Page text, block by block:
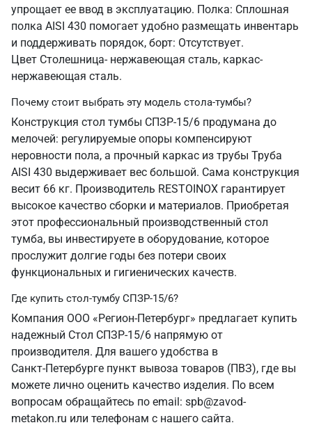
упрощает ее ввод в эксплуатацию. Полка: Сплошная
полка AISI 430 помогает удобно размещать инвентарь
и поддерживать порядок, борт: Отсутствует.
Цвет Столешница- нержавеющая сталь, каркас-
нержавеющая сталь.
Почему стоит выбрать эту модель стола-тумбы?
Конструкция стол тумбы СПЗР-15/6 продумана до
мелочей: регулируемые опоры компенсируют
неровности пола, а прочный каркас из трубы Труба
AISI 430 выдерживает вес большой. Сама конструкция
весит 66 кг. Производитель RESTOINOX гарантирует
высокое качество сборки и материалов. Приобретая
этот профессиональный производственный стол
тумба, вы инвестируете в оборудование, которое
прослужит долгие годы без потери своих
функциональных и гигиенических качеств.
Где купить стол-тумбу СПЗР-15/6?
Компания ООО «Регион-Петербург» предлагает купить
надежный Стол СПЗР-15/6 напрямую от
производителя. Для вашего удобства в
Санкт‑Петербурге пункт вывоза товаров (ПВЗ), где вы
можете лично оценить качество изделия. По всем
вопросам обращайтесь по email: spb@zavod-
metakon.ru или телефонам с нашего сайта.